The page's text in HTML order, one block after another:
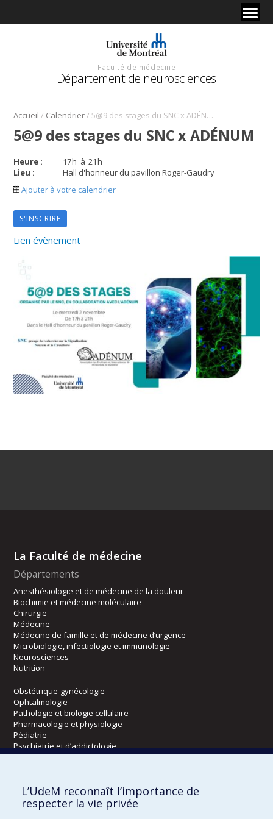
Faculté de médecine
Département de neurosciences
Accueil / Calendrier/ 5@9 des stages du SNC x ADÉNUM
5@9 des stages du SNC x ADÉNUM
Heure : 17h à 21h
Lieu :
Hall d'honneur du pavillon Roger-Gaudry
Ajouter à votre calendrier
S'INSCRIRE
Lien évènement
La Faculté de médecine
Départements
Anesthésiologie et de médecine de la douleur
Biochimie et médecine moléculaire
Chirurgie
Médecine
Médecine de famille et de médecine d’urgence
Microbiologie, infectiologie et immunologie
Neurosciences
Nutrition
Obstétrique-gynécologie
Ophtalmologie
Pathologie et biologie cellulaire
Pharmacologie et physiologie
Pédiatrie
Psychiatrie et d’addictologie
Radiologie, radio-oncologie et médecine nucléaire
Écoles
L’UdeM reconnaît l’importance de
respecter la vie privée